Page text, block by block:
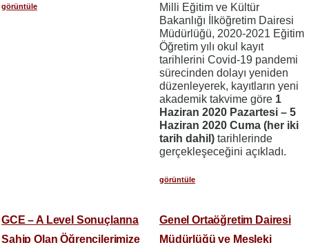
görüntüle
Milli Eğitim ve Kültür
Bakanlığı İlköğretim Dairesi
Müdürlüğü, 2020-2021 Eğitim
Öğretim yılı okul kayıt
tarihlerini Covid-19 pandemi
sürecinden dolayı yeniden
düzenleyerek, kayıtların yeni
akademik takvime göre 1
Haziran 2020 Pazartesi – 5
Haziran 2020 Cuma (her iki
tarih dahil) tarihlerinde
gerçekleşeceğini açıkladı.
görüntüle
GCE – A Level Sonuçlarına
Sahip Olan Öğrencilerimize
Genel Ortaöğretim Dairesi
Müdürlüğü ve Mesleki